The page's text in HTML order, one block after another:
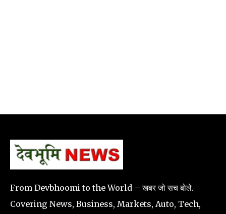
From Devbhoomi to the World – खबर जो सच बोले.
Covering News, Business, Markets, Auto, Tech,